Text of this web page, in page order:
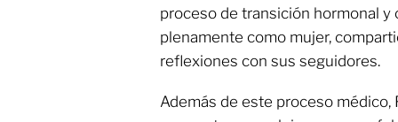
proceso de transición hormonal
plenamente como mujer,
reflexiones con sus seguidores.
Además de este proceso médico,